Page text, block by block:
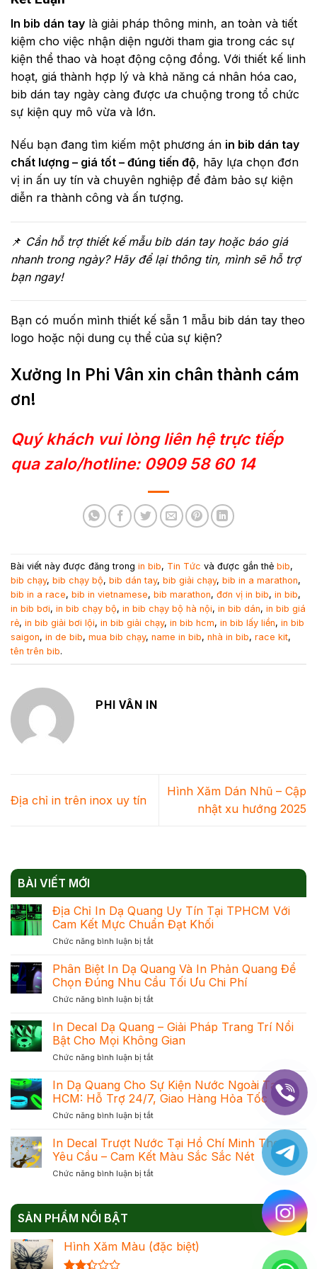
In bib dán tay là giải pháp thông minh, an toàn và tiết
kiệm cho việc nhận diện người tham gia trong các sự
kiện thể thao và hoạt động cộng đồng. Với thiết kế linh
hoạt, giá thành hợp lý và khả năng cá nhân hóa cao,
bib dán tay ngày càng được ưa chuộng trong tổ chức
sự kiện quy mô vừa và lớn.
Nếu bạn đang tìm kiếm một phương án in bib dán tay
chất lượng – giá tốt – đúng tiến độ, hãy lựa chọn đơn
vị in ấn uy tín và chuyên nghiệp để đảm bảo sự kiện
diễn ra thành công và ấn tượng.
📌 Cần hỗ trợ thiết kế mẫu bib dán tay hoặc báo giá
nhanh trong ngày? Hãy để lại thông tin, mình sẽ hỗ trợ
bạn ngay!
Bạn có muốn mình thiết kế sẵn 1 mẫu bib dán tay theo
logo hoặc nội dung cụ thể của sự kiện?
Xưởng In Phi Vân xin chân thành cám
ơn!
Quý khách vui lòng liên hệ trực tiếp
qua zalo/hotline: 0909 58 60 14
Bài viết này được đăng trong in bib, Tin Tức và được gắn thẻ bib,
bib chạy, bib chạy bộ, bib dán tay, bib giải chạy, bib in a marathon,
bib in a race, bib in vietnamese, bib marathon, đơn vị in bib, in bib,
in bib bơi, in bib chạy bộ, in bib chạy bộ hà nội, in bib dán, in bib giá
rẻ, in bib giải bơi lội, in bib giải chạy, in bib hcm, in bib lấy liền, in bib
saigon, in de bib, mua bib chạy, name in bib, nhà in bib, race kit,
tên trên bib.
PHI VÂN IN
Địa chỉ in trên inox uy tín
Hình Xăm Dán Nhũ – Cập
nhật xu hướng 2025
BÀI VIẾT MỚI
Địa Chỉ In Dạ Quang Uy Tín Tại TPHCM Với
Cam Kết Mực Chuẩn Đạt Khối
Chức năng bình luận bị tắtở
Chỉ
In
Dạ
Quang
Tín
Tại
TPHCM
Với
Kết
Mực
Đạt
Phân Biệt In Dạ Quang Và In Phản Quang Để
Chọn Đúng Nhu Cầu Tối Ưu Chi Phí
Chức năng bình luận bị tắtở
Biệt
In
Dạ
Quang
In
Phản
Quang
Để
Đúng
Nhu
Tối
Chi
In Decal Dạ Quang – Giải Pháp Trang Trí Nổi
Bật Cho Mọi Không Gian
Chức năng bình luận bị tắtở
Decal
Dạ
Quang
–
Pháp
Trang
Nổi
In Dạ Quang Cho Sự Kiện Nước Ngoài Tại
HCM: Hỗ Trợ 24/7, Giao Hàng Hỏa Tốc
Chức năng bình luận bị tắtở
Dạ
Quang
Cho
Sự
HCM:
Hỗ
In Decal Trượt Nước Tại Hồ Chí Minh Theo
Yêu Cầu – Cam Kết Màu Sắc Sắc Nét
Chức năng bình luận bị tắtở
Tại
Hồ
SẢN PHẨM NỔI BẬT
Hình Xăm Màu (đặc biệt)